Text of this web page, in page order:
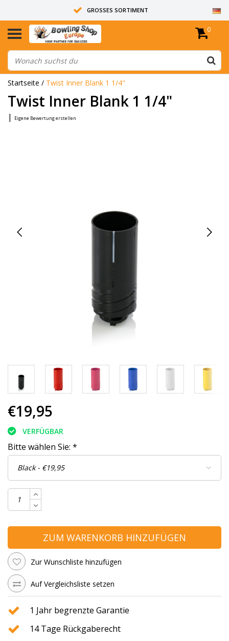
GROSSES SORTIMENT
14 TAGE RÜCKGABERECHT
ALLE BOWLINGKUGELN SIND UNGEBOHRT
0
Startseite / Twist Inner Blank 1 1/4"
Twist Inner Blank 1 1/4"
| Eigene Bewertung erstellen
€19,95
VERFÜGBAR
Bitte wählen Sie: *
ZUM WARENKORB HINZUFÜGEN
Zur Wunschliste hinzufügen
Auf Vergleichsliste setzen
1 Jahr begrenzte Garantie
14 Tage Rückgaberecht